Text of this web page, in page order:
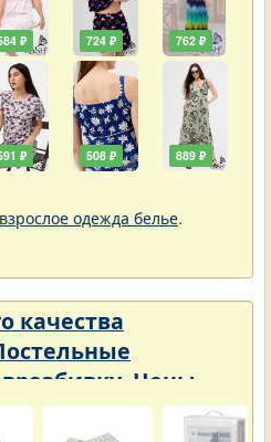
₽
₽
724 ₽
508 ₽
762 ₽
889 ₽
одежда белье.
качества
Цены